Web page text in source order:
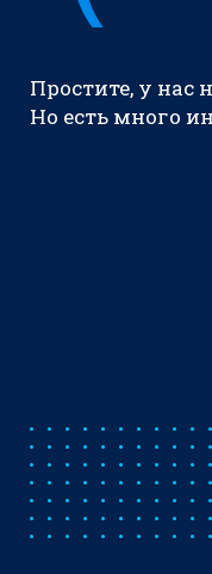
Простите, у нас
Но есть много